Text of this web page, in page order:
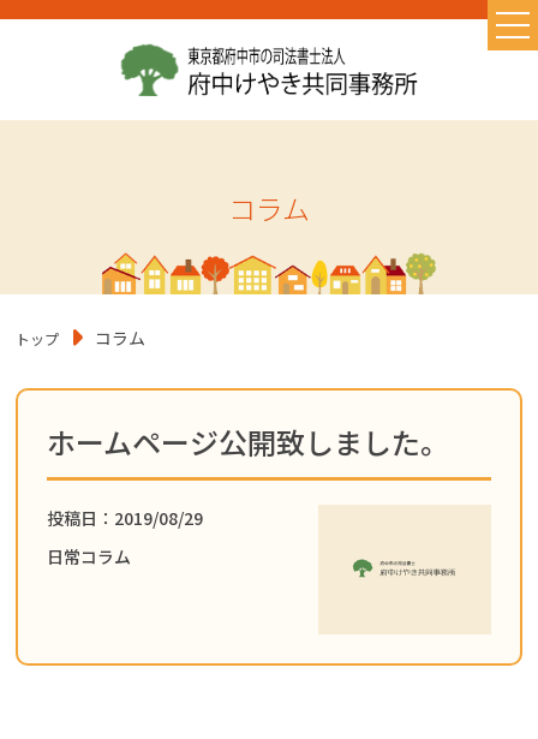
TOP
初めての方へ
よくある質問
初めての相続・相続の基礎知識
遺言書作成
コラム
事務所概要・初めての方へ
るメリット
コラム
トップ コラム
ホームページ公開致しました。
投稿日：2019/08/29
日常コラム